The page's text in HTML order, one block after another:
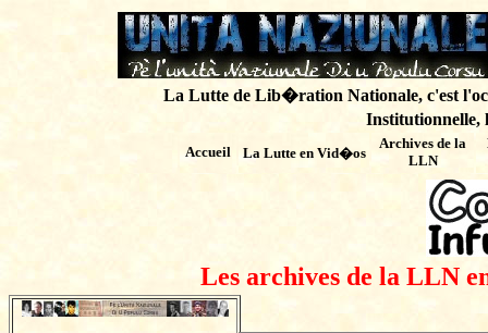
La Lutte de Lib�ration Nationale, c'est
Institutionnelle,
Accueil La Lutte en Vid�os
Archives de la
LLN
Les archives de la LLN